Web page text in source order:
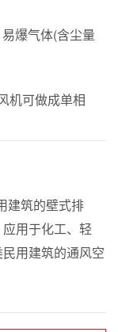
爆气体(含尘量
机可做成单相
建筑的壁式排
用于化工、轻
用建筑的通风空